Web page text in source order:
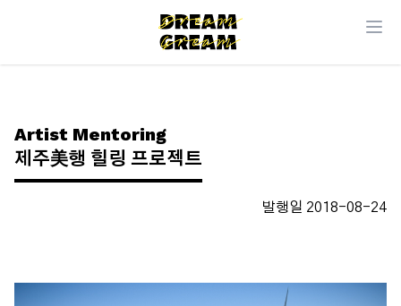
Artist Mentoring
제주美행 힐링 프로젝트
발행일 2018-08-24